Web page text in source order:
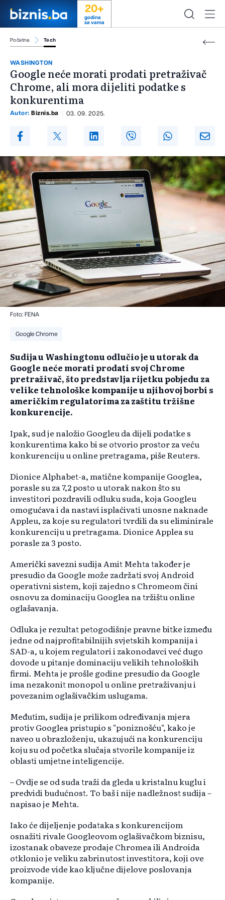
20+
godina
sa vama
Početna Tech
WASHINGTON
Google neće morati prodati pretraživač
Chrome, ali mora dijeliti podatke s
konkurentima
Autor: Biznis.ba 03. 09. 2025.
Foto: FENA
Google Chrome
Sudija u Washingtonu odlučio je u utorak da
Google neće morati prodati svoj Chrome
pretraživač, što predstavlja rijetku pobjedu za
velike tehnološke kompanije u njihovoj borbi s
američkim regulatorima za zaštitu tržišne
konkurencije.
Ipak, sud je naložio Googleu da dijeli podatke s
konkurentima kako bi se otvorio prostor za veću
konkurenciju u online pretragama, piše Reuters.
Dionice Alphabet-a, matične kompanije Googlea,
porasle su za 7,2 posto u utorak nakon što su
investitori pozdravili odluku suda, koja Googleu
omogućava i da nastavi isplaćivati unosne naknade
Appleu, za koje su regulatori tvrdili da su eliminirale
konkurenciju u pretragama. Dionice Applea su
porasle za 3 posto.
Američki savezni sudija Amit Mehta također je
presudio da Google može zadržati svoj Android
operativni sistem, koji zajedno s Chromeom čini
osnovu za dominaciju Googlea na tržištu online
oglašavanja.
Odluka je rezultat petogodišnje pravne bitke između
jedne od najprofitabilnijih svjetskih kompanija i
SAD-a, u kojem regulatori i zakonodavci već dugo
dovode u pitanje dominaciju velikih tehnoloških
firmi. Mehta je prošle godine presudio da Google
ima nezakonit monopol u online pretraživanju i
povezanim oglašivačkim uslugama.
Međutim, sudija je prilikom određivanja mjera
protiv Googlea pristupio s "poniznošću", kako je
naveo u obrazloženju, ukazujući na konkurenciju
koju su od početka slučaja stvorile kompanije iz
oblasti umjetne inteligencije.
– Ovdje se od suda traži da gleda u kristalnu kuglu i
predvidi budućnost. To baš i nije nadležnost sudija –
napisao je Mehta.
Iako će dijeljenje podataka s konkurencijom
osnažiti rivale Googleovom oglašivačkom biznisu,
izostanak obaveze prodaje Chromea ili Androida
otklonio je veliku zabrinutost investitora, koji ove
proizvode vide kao ključne dijelove poslovanja
kompanije.